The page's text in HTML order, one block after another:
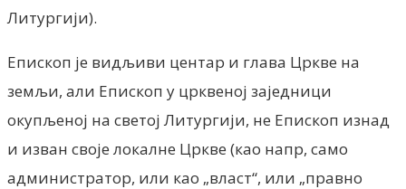
Литургији).
Епископ је видљиви центар и глава Цркве на
земљи, али Епископ у црквеној заједници
окупљеној на светој Литургији, не Епископ изнад
и изван своје локалне Цркве (као напр, само
администратор, или као „власт“, или „правно